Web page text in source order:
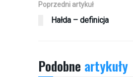
Poprzedni artykuł
Hałda – definicja
Podobne artykuły